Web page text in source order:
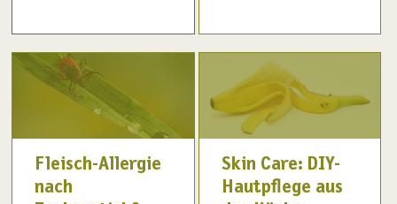
Fleisch-Allergie
nach
Skin Care: DIY-
Hautpflege aus